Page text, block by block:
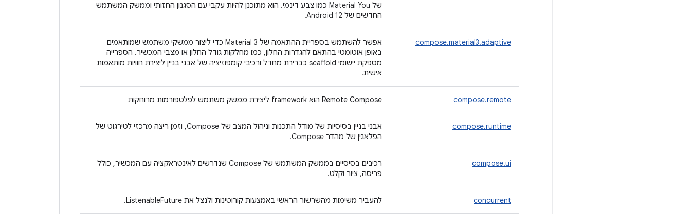
של Material You כמו צבע דינמי. הוא מתוכנן להיות עקבי עם הסגנון החזותי וממשק המשתמש
החדשים של Android 12.
compose.material3.adaptive
אפשר להשתמש בספריית ההתאמה של Material 3 כדי ליצור ממשקי משתמש שמותאמים
באופן אוטומטי בהתאם להגדרות החלון, כמו מחלקות גודל החלון או מצבי המכשיר. הספרייה
מספקת יישומי scaffold כברירת מחדל ורכיבי קומפוזיציה של אבני בניין ליצירת חוויות מותאמות
אישית.
compose.remote ‫Remote Compose הוא framework ליצירת ממשק משתמש לפלטפורמות מרוחקות
compose.runtime
אבני בניין בסיסיות של מודל התכנות וניהול המצב של Compose, וזמן ריצה מרכזי לטירגוט של
הפלאגין של מהדר Compose.
compose.ui
רכיבים בסיסיים בממשק המשתמש של Compose שנדרשים לאינטראקציה עם המכשיר, כולל
פריסה, ציור וקלט.
concurrent להעביר משימות מהשרשור הראשי באמצעות קורוטינות ולנצל את ListenableFuture.